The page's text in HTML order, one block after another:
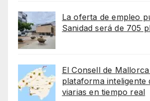
La oferta de empleo
Sanidad será de 705
El Consell de
plataforma inteligente
viarias en tiempo real